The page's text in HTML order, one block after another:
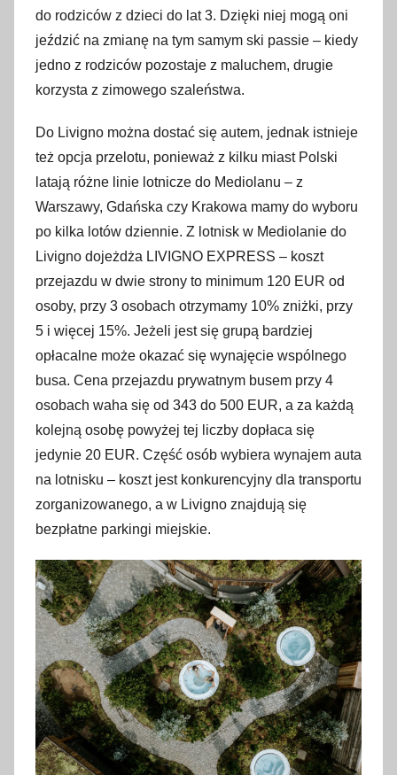
do rodziców z dzieci do lat 3. Dzięki niej mogą oni
jeździć na zmianę na tym samym ski passie – kiedy
jedno z rodziców pozostaje z maluchem, drugie
korzysta z zimowego szaleństwa.
Do Livigno można dostać się autem, jednak istnieje
też opcja przelotu, ponieważ z kilku miast Polski
latają różne linie lotnicze do Mediolanu – z
Warszawy, Gdańska czy Krakowa mamy do wyboru
po kilka lotów dziennie. Z lotnisk w Mediolanie do
Livigno dojeżdża LIVIGNO EXPRESS – koszt
przejazdu w dwie strony to minimum 120 EUR od
osoby, przy 3 osobach otrzymamy 10% zniżki, przy
5 i więcej 15%. Jeżeli jest się grupą bardziej
opłacalne może okazać się wynajęcie wspólnego
busa. Cena przejazdu prywatnym busem przy 4
osobach waha się od 343 do 500 EUR, a za każdą
kolejną osobę powyżej tej liczby dopłaca się
jedynie 20 EUR. Część osób wybiera wynajem auta
na lotnisku – koszt jest konkurencyjny dla transportu
zorganizowanego, a w Livigno znajdują się
bezpłatne parkingi miejskie.